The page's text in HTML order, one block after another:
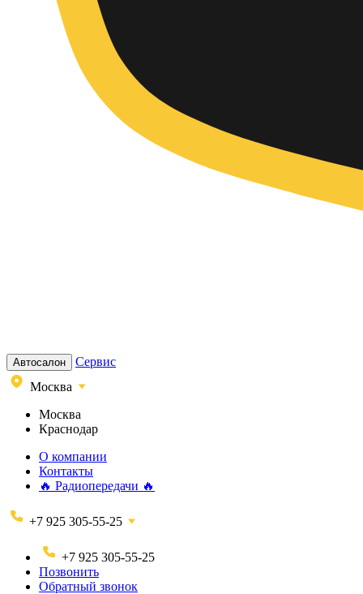
Автосалон
Сервис
Москва
Москва
Краснодар
О компании
Контакты
🔥 Радиопередачи 🔥
+7 925 305-55-25
+7 925 305-55-25
Позвонить
Обратный звонок